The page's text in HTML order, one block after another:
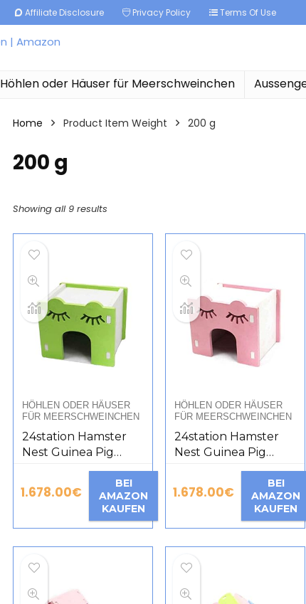
Affiliate Disclosure Privacy Policy Terms Of Use
Höhlen oder Häuser für Meerschweinchen
Home Product Item Weight ‎200 g
‎200 g
Showing all 9 results
HÖHLEN ODER HÄUSER
FÜR MEERSCHWEINCHEN
24station Hamster
Nest Guinea Pig
House Golden Bear
Pet Nest Small Pet
House
1.678.00€
BEI
AMAZON
KAUFEN
HÖHLEN ODER HÄUSER
FÜR MEERSCHWEINCHEN
24station Hamster
Nest Guinea Pig
House Golden Bear
Pet Nest Small Pet
House [B]
1.678.00€
BEI
AMAZON
KAUFEN